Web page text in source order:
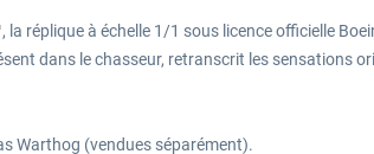
réplique à échelle 1/1 sous licence officielle
dans le chasseur, retranscrit les sensations
Warthog (vendues séparément).